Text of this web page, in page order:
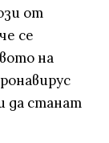
от
се
на
да станат